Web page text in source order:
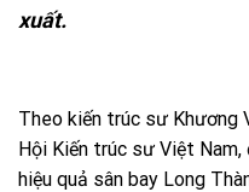
xuất.
Theo kiến trúc sư Khương
Hội Kiến trúc sư Việt
hiệu quả sân bay Long